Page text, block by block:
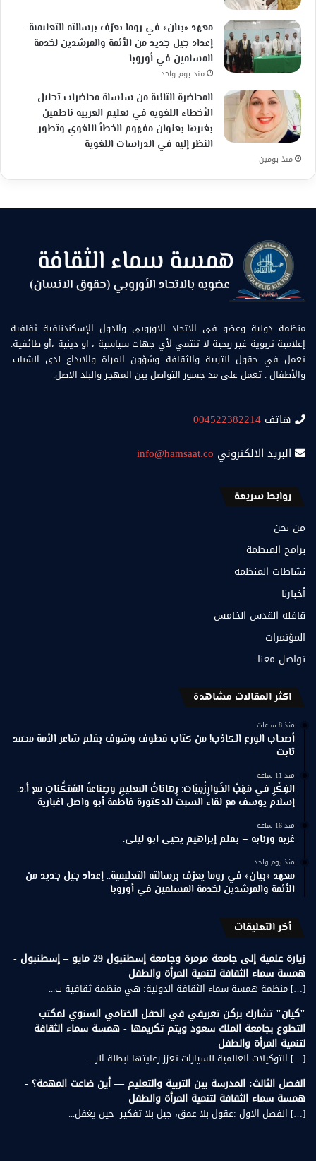
معهد «بيان» في روما يعرّف برسالته التعليمية..
إعداد جيل جديد من الأئمة والمرشدين لخدمة
المسلمين في أوروبا
منذ يوم واحد
المحاضرة الثانية من سلسلة محاضرات تحليل
الأخطاء اللغوية في تعليم العربية ناطقين
بغيرها بعنوان مفهوم الخطأ اللغوي وتطور
النظر إليه في الدراسات اللغوية
منذ يومين
منظمة دولية وعضو في الاتحاد الاوروبي والدول الإسكندنافية ثقافية
إعلامية تربوية غير ربحية لا تنتمي لأي جهات سياسية ، او دينية ،أو طائفية.
تعمل في حقول التربية والثقافة وشؤون المراة والابداع لدى الشباب.
والأطفال . تعمل على مد جسور التواصل بين المهجر والبلد الاصل.
هاتف 004522382214
البريد الالكتروني info@hamsaat.co
روابط سريعة
من نحن
برامج المنظمة
نشاطات المنظمة
أخبارنا
قافلة القدس الخامس
المؤتمرات
تواصل معنا
اكثر المقالات مشاهدة
منذ 8 ساعات
أصحاب الورع الكاذب! من كتاب قطوف وشوف بقلم شاعر الأمة محمد
ثابت
منذ 11 ساعة
الفِكْرِ في مَهَبِّ الخَوارِزْمِيّات: رِهاناتُ التعليمِ وصِناعةُ المُمَكِّناتِ مع أ.د.
إسلام يوسف مع لقاء السبت للدكتورة فاطمة أبو واصل اغبارية
منذ 16 ساعة
غربة ورتابة – بقلم إبراهيم يحيى ابو ليلى.
منذ يوم واحد
معهد «بيان» في روما يعرّف برسالته التعليمية.. إعداد جيل جديد من
الأئمة والمرشدين لخدمة المسلمين في أوروبا
أخر التعليقات
زيارة علمية إلى جامعة مرمرة وجامعة إسطنبول 29 مايو – إسطنبول -
همسة سماء الثقافة لتنمية المرأة والطفل
[…] منظمة همسة سماء الثقافة الدولية: هي منظمة ثقافية ت...
"كيان" تشارك بركن تعريفي في الحفل الختامي السنوي لمكتب
التطوع بجامعة الملك سعود ويتم تكريمها - همسة سماء الثقافة
لتنمية المرأة والطفل
[…] التوكيلات العالمية للسيارات تعزز رعايتها لبطلة الر...
الفصل الثالث: المدرسة بين التربية والتعليم — أين ضاعت المهمة؟ -
همسة سماء الثقافة لتنمية المرأة والطفل
[…] الفصل الاول :عقول بلا عمق، جيل بلا تفكير- حين يغفل...